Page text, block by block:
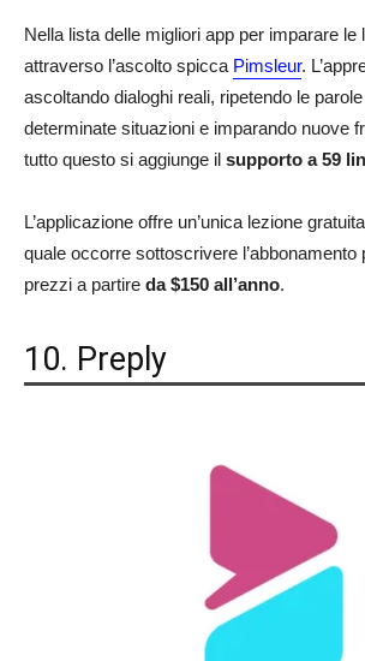
Nella lista delle migliori app per imparare le
attraverso l’ascolto spicca Pimsleur.
ascoltando dialoghi reali, ripetendo le
determinate situazioni e imparando nuove
tutto questo si aggiunge il supporto a 59
L’applicazione offre un’unica lezione
quale occorre sottoscrivere l’abbonamento
prezzi a partire da $150 all’anno.
10. Preply